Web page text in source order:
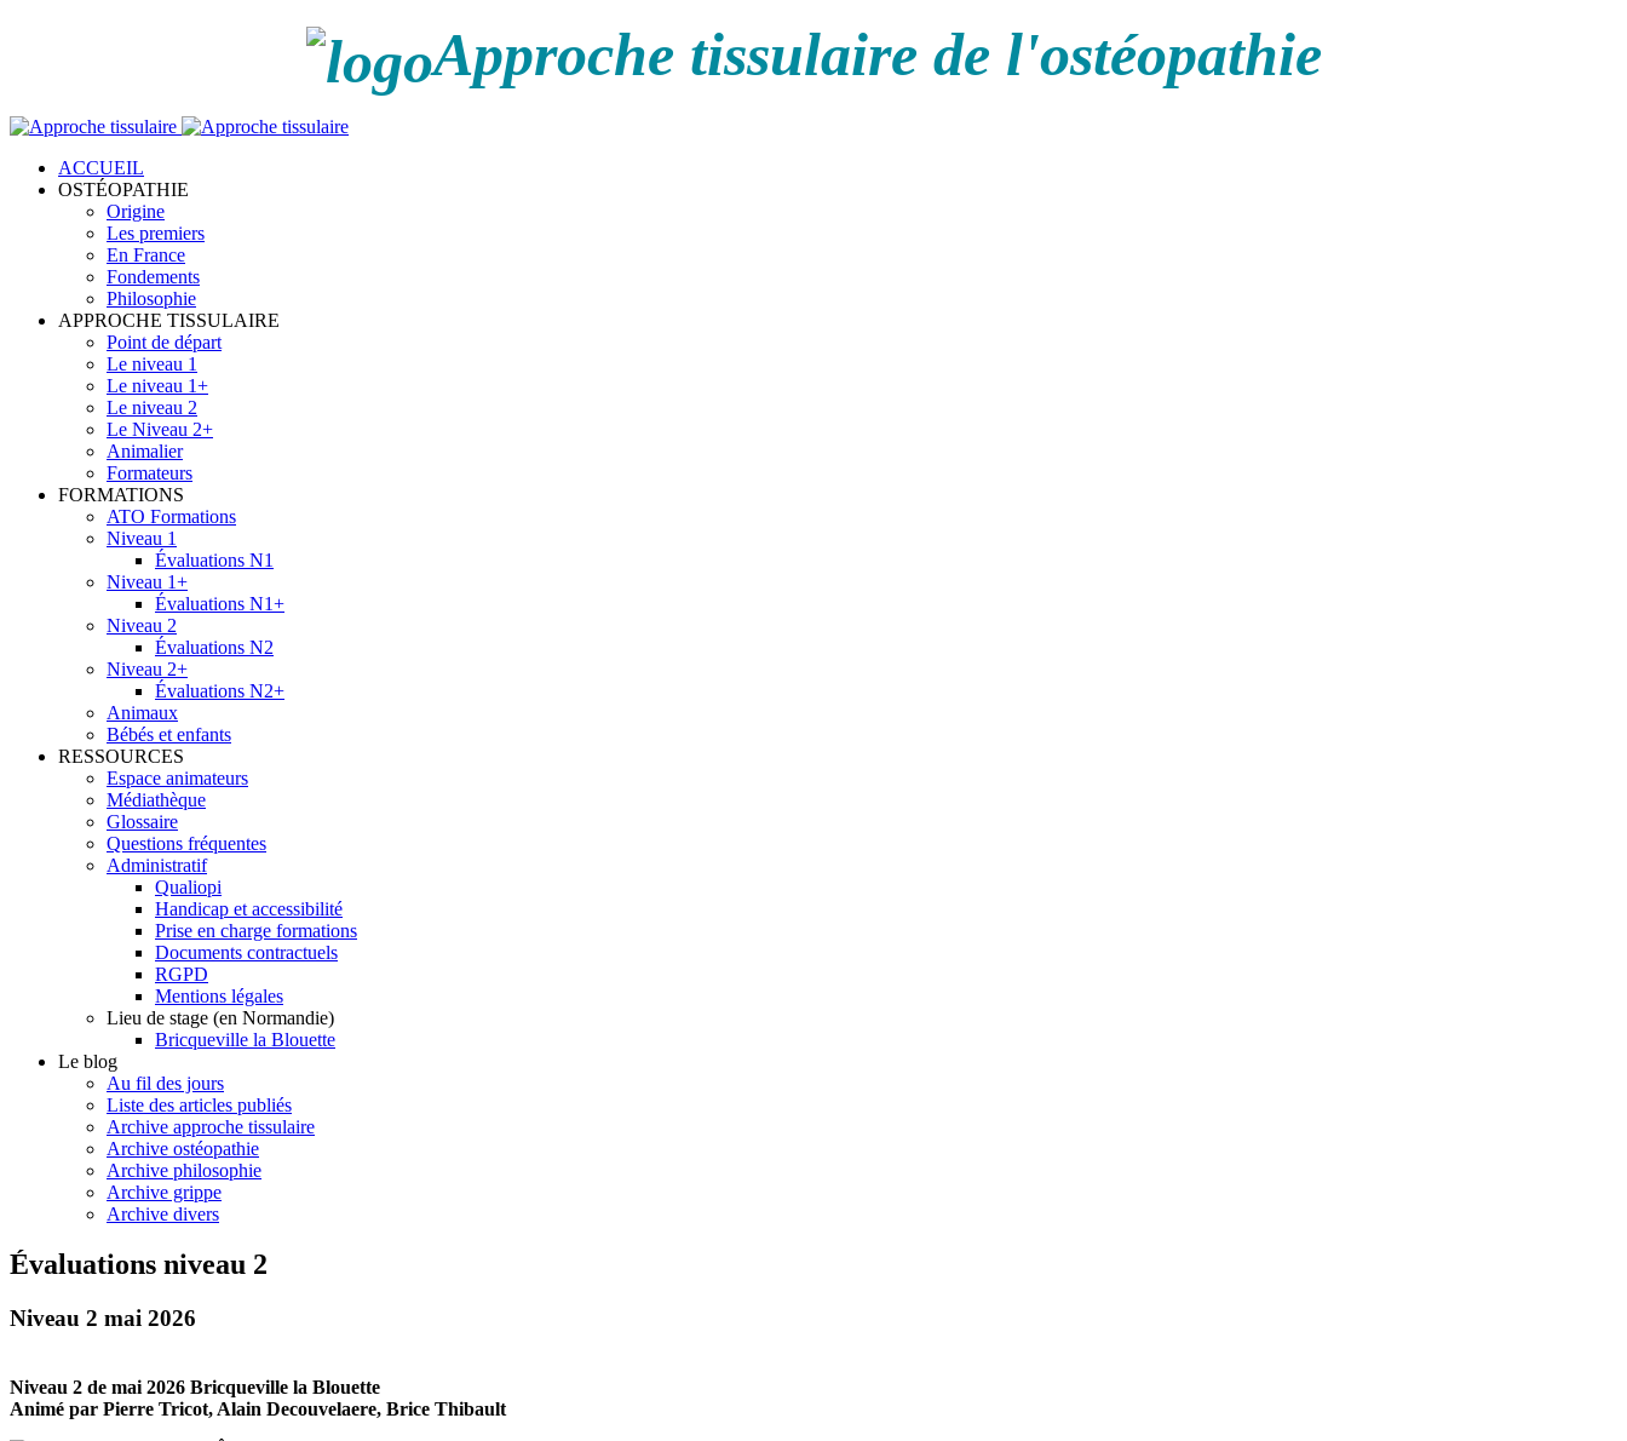
Approche tissulaire de l'ostéopathie
ACCUEIL
OSTÉOPATHIE
Origine
Les premiers
En France
Fondements
Philosophie
APPROCHE TISSULAIRE
Point de départ
Le niveau 1
Le niveau 1+
Le niveau 2
Le Niveau 2+
Animalier
Formateurs
FORMATIONS
ATO Formations
Niveau 1
Évaluations N1
Niveau 1+
Évaluations N1+
Niveau 2
Évaluations N2
Niveau 2+
Évaluations N2+
Animaux
Bébés et enfants
RESSOURCES
Espace animateurs
Médiathèque
Glossaire
Questions fréquentes
Administratif
Qualiopi
Handicap et accessibilité
Prise en charge formations
Documents contractuels
RGPD
Mentions légales
Lieu de stage (en Normandie)
Bricqueville la Blouette
Le blog
Au fil des jours
Liste des articles publiés
Archive approche tissulaire
Archive ostéopathie
Archive philosophie
Archive grippe
Archive divers
Évaluations niveau 2
Niveau 2 mai 2026
Niveau 2 de mai 2026 Bricqueville la Blouette
Animé par Pierre Tricot, Alain Decouvelaere, Brice Thibault